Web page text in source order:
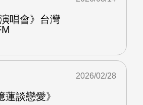
唱會》台灣
談戀愛》
2026/02/28